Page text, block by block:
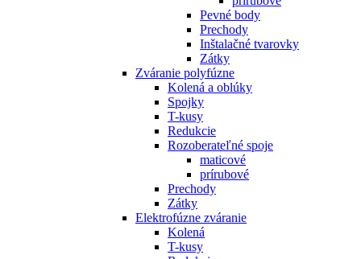
Pevné body
Prechody
Inštalačné tvarovky
Zátky
Zváranie polyfúzne
Kolená a oblúky
Spojky
T-kusy
Redukcie
Rozoberateľné spoje
maticové
prírubové
Prechody
Zátky
Elektrofúzne zváranie
Kolená
T-kusy